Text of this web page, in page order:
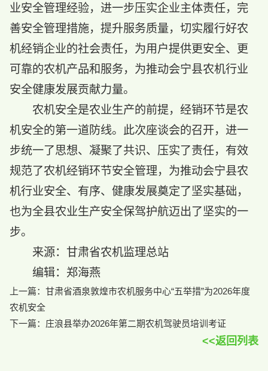
业安全管理经验，进一步压实企业主体责任，完
善安全管理措施，提升服务质量，切实履行好农
机经销企业的社会责任，为用户提供更安全、更
可靠的农机产品和服务，为推动会宁县农机行业
安全健康发展贡献力量。
农机安全是农业生产的前提，经销环节是农
机安全的第一道防线。此次座谈会的召开，进一
步统一了思想、凝聚了共识、压实了责任，有效
规范了农机经销环节安全管理，为推动会宁县农
机行业安全、有序、健康发展奠定了坚实基础，
也为全县农业生产安全保驾护航迈出了坚实的一
步。
来源：甘肃省农机监理总站
编辑：郑海燕
上一篇： 甘肃省酒泉敦煌市农机服务中心“五举措”为2026年度
农机安全
下一篇： 庄浪县举办2026年第二期农机驾驶员培训考证
<<返回列表